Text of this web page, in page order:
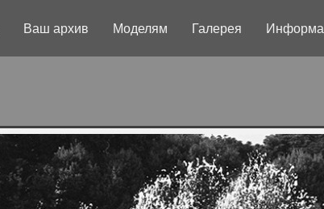
Ваш архив Моделям Галерея